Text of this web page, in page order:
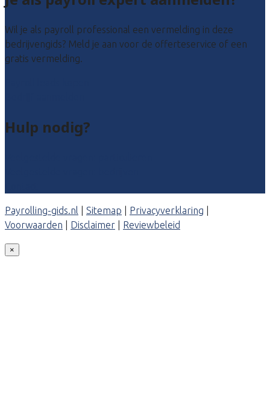
Wil je als payroll professional een vermelding in deze
bedrijvengids? Meld je aan voor de offerteservice of een
gratis vermelding.
Hulp nodig?
Payrolling-gids.nl Sitemap Privacyverklaring
Voorwaarden
Disclaimer Reviewbeleid
×